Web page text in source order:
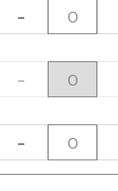
-
-
-